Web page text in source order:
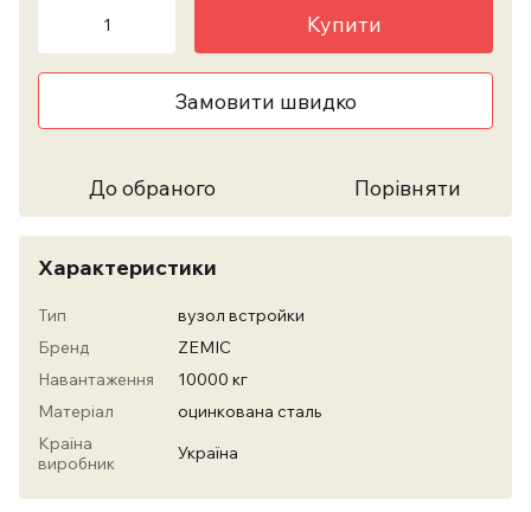
Купити
Замовити швидко
До обраного Порівняти
Характеристики
Тип
вузол встройки
Бренд
ZEMIC
Навантаження
10000 кг
Матеріал
оцинкована сталь
Країна
виробник
Україна